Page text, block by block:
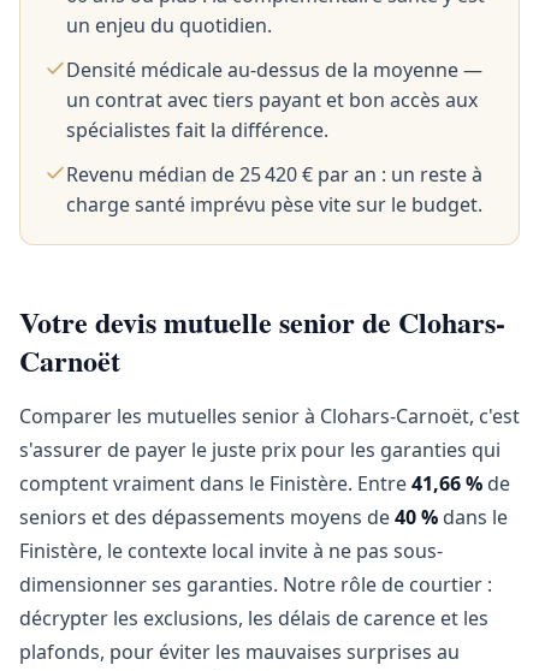
un enjeu du quotidien.
Densité médicale au-dessus de la moyenne —
un contrat avec tiers payant et bon accès aux
spécialistes fait la différence.
Revenu médian de 25 420 € par an : un reste à
charge santé imprévu pèse vite sur le budget.
Votre devis mutuelle senior de Clohars-
Carnoët
Comparer les mutuelles senior à Clohars-Carnoët, c'est
s'assurer de payer le juste prix pour les garanties qui
comptent vraiment dans le Finistère. Entre41,66 % de
seniors et des dépassements moyens de40 % dans le
Finistère, le contexte local invite à ne pas sous-
dimensionner ses garanties. Notre rôle de courtier :
décrypter les exclusions, les délais de carence et les
plafonds, pour éviter les mauvaises surprises au